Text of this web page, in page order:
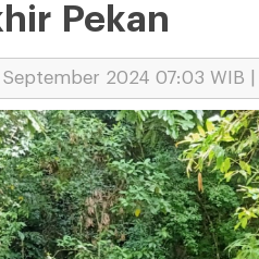
Pekan
2024 07:03 WIB |